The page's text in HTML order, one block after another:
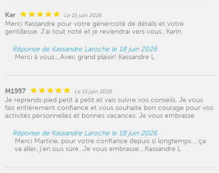
Kar Le 15 juin 2026
Merci Kassandre pour votre générosité de détails et votre
gentillesse. J'ai tout noté et je reviendrai vers vous.. Karin
Réponse de Kassandre Laroche le 18 juin 2026
Merci à vous....Avec grand plaisir! Kassandre L
M1957 Le 15 juin 2026
Je reprends pied petit à petit et vais suivre vos conseils. Je vous
fais entièrement confiance et vous souhaite bon courage pour vos
activités personnelles et bonnes vacances. Je vous embrasse
Réponse de Kassandre Laroche le 18 juin 2026
Merci Martine, pour votre confiance depuis si longtemps.....ça
va aller, j'en sius sùre...Je vous embrasse....Kassandre L